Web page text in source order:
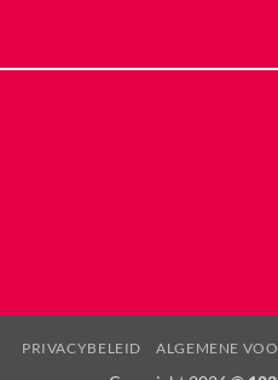
PRIVACYBELEID ALGEMENE